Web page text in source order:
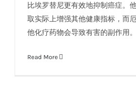
比埃罗替尼更有效地抑制癌症。
取实际上增强其他健康指标，而
他化疗药物会导致有害的副作用。
Read More